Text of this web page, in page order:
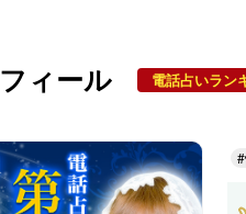
フィール 電話占いラン